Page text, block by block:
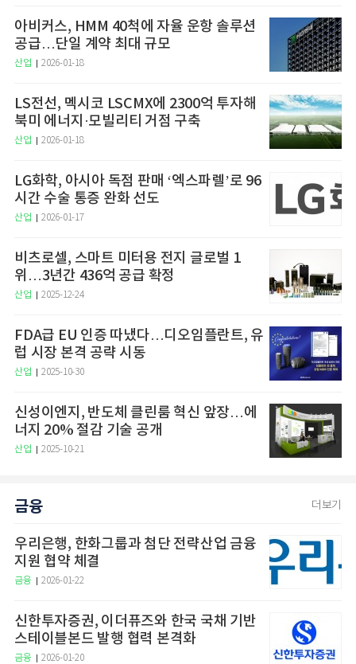
아비커스, HMM 40척에 자율 운항 솔루션
공급…단일 계약 최대 규모
산업 2026-01-18
LS전선, 멕시코 LSCMX에 2300억 투자해
북미 에너지·모빌리티 거점 구축
산업 2026-01-18
LG화학, 아시아 독점 판매 ‘엑스파렐’로 96
시간 수술 통증 완화 선도
산업 2026-01-17
비츠로셀, 스마트 미터용 전지 글로벌 1
위…3년간 436억 공급 확정
산업 2025-12-24
FDA급 EU 인증 따냈다…디오임플란트, 유
럽 시장 본격 공략 시동
산업 2025-10-30
신성이엔지, 반도체 클린룸 혁신 앞장…에
너지 20% 절감 기술 공개
산업 2025-10-21
금융 더보기
우리은행, 한화그룹과 첨단 전략산업 금융
지원 협약 체결
금융 2026-01-22
신한투자증권, 이더퓨즈와 한국 국채 기반
스테이블본드 발행 협력 본격화
금융 2026-01-20